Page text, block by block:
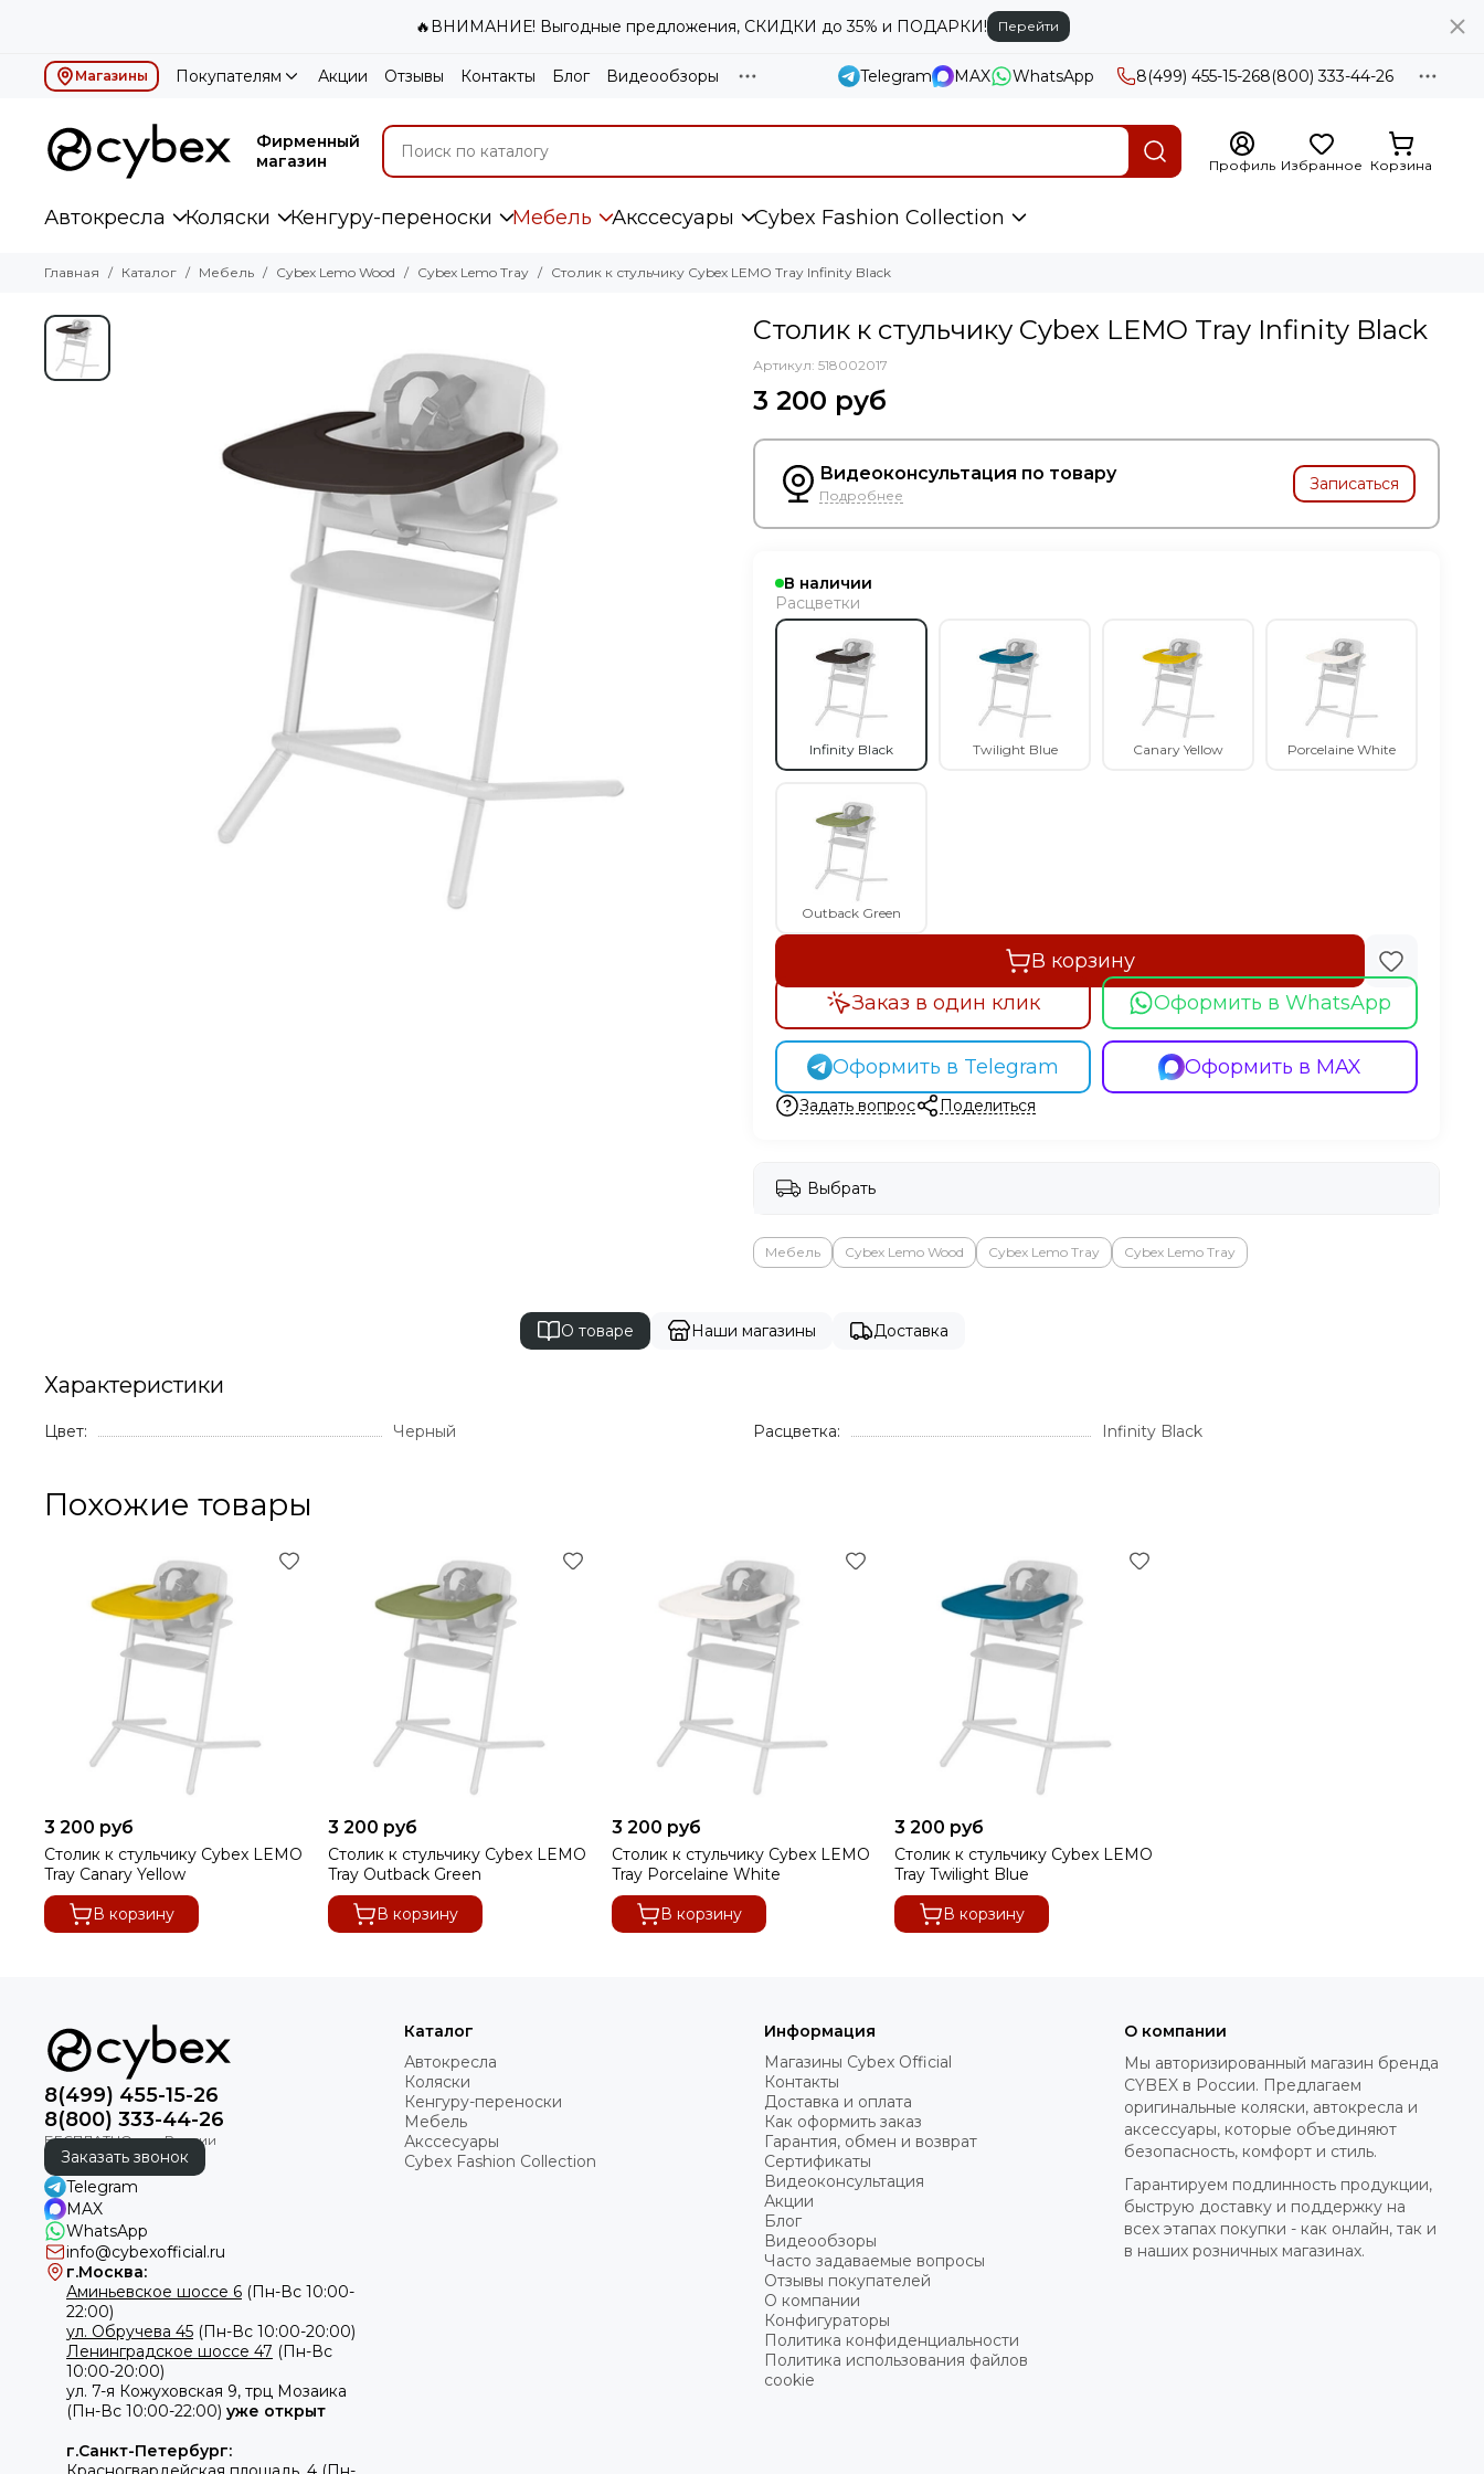
🔥ВНИМАНИЕ! Выгодные предложения, СКИДКИ до 35% и ПОДАРКИ! Перейти
Магазины Покупателям Акции Отзывы Контакты Блог Видеообзоры Telegram MAX WhatsApp 8(499) 455-15-268(800) 333-44-26
Фирменный
магазин
Профиль Избранное Корзина
Автокресла Коляски Кенгуру-переноски Мебель Акссесуары Cybex Fashion Collection
Главная Каталог Мебель Cybex Lemo Wood Cybex Lemo Tray Столик к стульчику Cybex LEMO Tray Infinity Black
Столик к стульчику Cybex LEMO Tray Infinity Black
Артикул: 518002017
3 200 руб
Видеоконсультация по товару
Подробнее
Записаться
В наличии
Расцветки
Infinity Black Twilight Blue Canary Yellow Porcelaine White
Outback Green
В корзину
Оформить в WhatsApp
Оформить в Telegram Оформить в MAX
Заказ в один клик
Задать вопрос Поделиться
Выбрать
Мебель Cybex Lemo Wood Cybex Lemo Tray Cybex Lemo Tray
О товаре Наши магазины Доставка
Характеристики
Цвет: Черный Расцветка: Infinity Black
Похожие товары
3 200 руб
Столик к стульчику Cybex LEMO
Tray Canary Yellow
В корзину
3 200 руб
Столик к стульчику Cybex LEMO
Tray Outback Green
В корзину
3 200 руб
Столик к стульчику Cybex LEMO
Tray Porcelaine White
В корзину
3 200 руб
Столик к стульчику Cybex LEMO
Tray Twilight Blue
В корзину
8(499) 455-15-26
8(800) 333-44-26
Заказать звонок
Telegram
MAX
WhatsApp
info@cybexofficial.ru
г.Москва:
Аминьевское шоссе 6 (Пн-Вс 10:00-
22:00)
ул. Обручева 45 (Пн-Вс 10:00-20:00)
Ленинградское шоссе 47 (Пн-Вс
10:00-20:00)
ул. 7-я Кожуховская 9, трц Мозаика
(Пн-Вс 10:00-22:00) уже открыт
г.Санкт-Петербург:
Каталог
Автокресла
Коляски
Кенгуру-переноски
Мебель
Акссесуары
Cybex Fashion Collection
Информация
Магазины Cybex Official
Контакты
Доставка и оплата
Как оформить заказ
Гарантия, обмен и возврат
Сертификаты
Видеоконсультация
Акции
Блог
Видеообзоры
Часто задаваемые вопросы
Отзывы покупателей
О компании
Конфигураторы
Политика конфиденциальности
Политика использования файлов
cookie
О компании
Мы авторизированный магазин бренда
CYBEX в России. Предлагаем
оригинальные коляски, автокресла и
аксессуары, которые объединяют
безопасность, комфорт и стиль.
Гарантируем подлинность продукции,
быструю доставку и поддержку на
всех этапах покупки - как онлайн, так и
в наших розничных магазинах.